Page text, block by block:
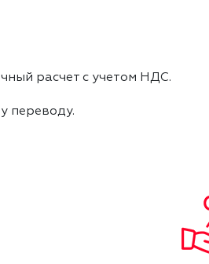
расчет с учетом НДС.
переводу.